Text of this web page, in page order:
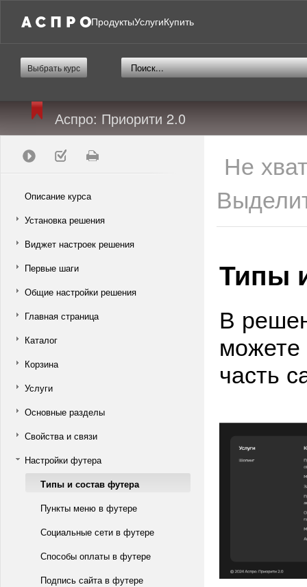
ПродуктыУслугиКупить
Выбрать курс
Аспро: Приорити 2.0
Описание курса
Установка решения
Виджет настроек решения
Первые шаги
Общие настройки решения
Главная страница
Каталог
Корзина
Услуги
Основные разделы
Свойства и связи
Настройки футера
Типы и состав футера
Пункты меню в футере
Социальные сети в футере
Способы оплаты в футере
Подпись сайта в футере
Не
Типы
В
можете
часть